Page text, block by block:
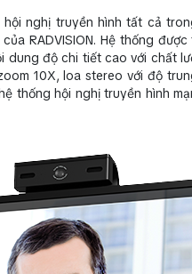
nghị truyền hình tất cả
RADVISION. Hệ thống
dung độ chi tiết cao với chất
10X, loa stereo với độ
thống hội nghị truyền hình